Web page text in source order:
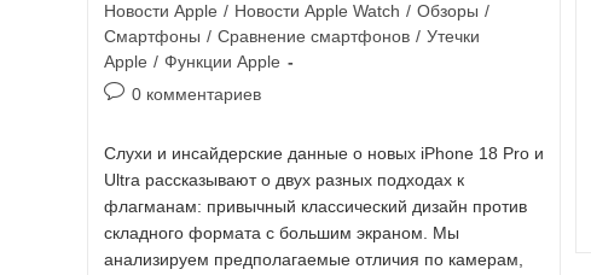
Новости Apple / Новости Apple Watch / Обзоры /
Смартфоны / Сравнение смартфонов / Утечки
Apple / Функции Apple
0 комментариев
Слухи и инсайдерские данные о новых iPhone 18 Pro и
Ultra рассказывают о двух разных подходах к
флагманам: привычный классический дизайн против
складного формата с большим экраном. Мы
анализируем предполагаемые отличия по камерам,